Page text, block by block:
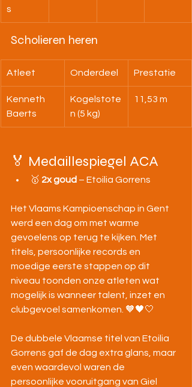
s
Scholieren heren
Atleet Onderdeel Prestatie
Kenneth
Baerts
Kogelstote
n (5 kg)
11,53 m
🏅 Medaillespiegel ACA
🥇 2x goud – Etoilia Gorrens
Het Vlaams Kampioenschap in Gent
werd een dag om met warme
gevoelens op terug te kijken. Met
titels, persoonlijke records en
moedige eerste stappen op dit
niveau toonden onze atleten wat
mogelijk is wanneer talent, inzet en
clubgevoel samenkomen. 🧡🖤🤍
De dubbele Vlaamse titel van Etoilia
Gorrens gaf de dag extra glans, maar
even waardevol waren de
persoonlijke vooruitgang van Giel